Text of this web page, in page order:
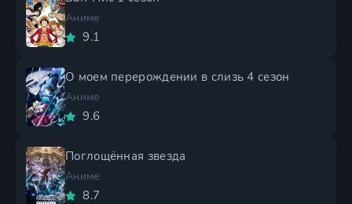
Аниме
9.1
О моем перерождении в слизь 4 сезон
Аниме
9.6
Поглощённая звезда
Аниме
8.7